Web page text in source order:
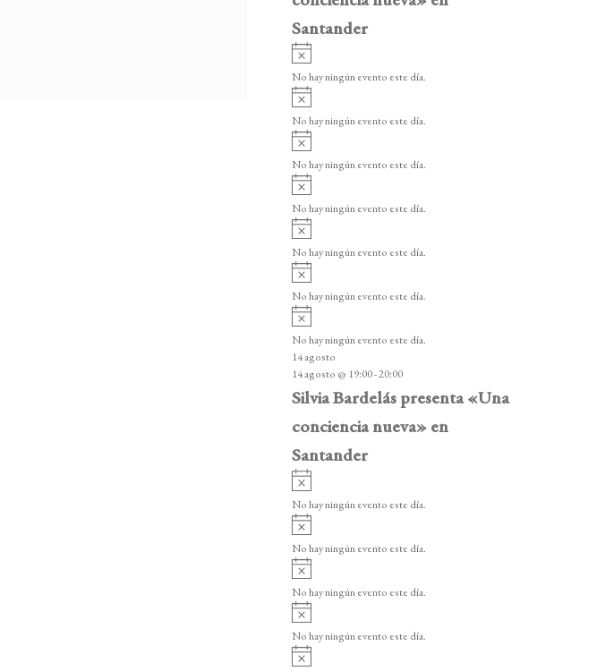
Santander
v
i
o
No hay ningún evento este día.
v
i
o
No hay ningún evento este día.
v
i
o
No hay ningún evento este día.
v
i
o
No hay ningún evento este día.
v
i
o
No hay ningún evento este día.
v
i
o
No hay ningún evento este día.
v
i
s
o
No hay ningún evento este día.
14 agosto
14 agosto @ 19:00-20:00
Silvia Bardelás presenta «Una
conciencia nueva» en
Santander
A
v
i
o
No hay ningún evento este día.
A
v
i
o
No hay ningún evento este día.
v
i
o
No hay ningún evento este día.
v
i
No hay ningún evento este día.